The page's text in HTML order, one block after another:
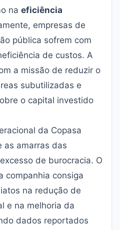
na eficiência
empresas de
pública sofrem com
de custos. A
a missão de reduzir o
subutilizadas e
o capital investido
da Copasa
as amarras das
de burocracia. O
companhia consiga
na redução de
e na melhoria da
dados reportados